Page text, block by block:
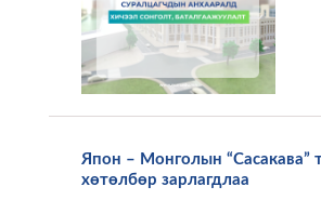
Япон – Монголын “Сасакава”
хөтөлбөр зарлагдлаа